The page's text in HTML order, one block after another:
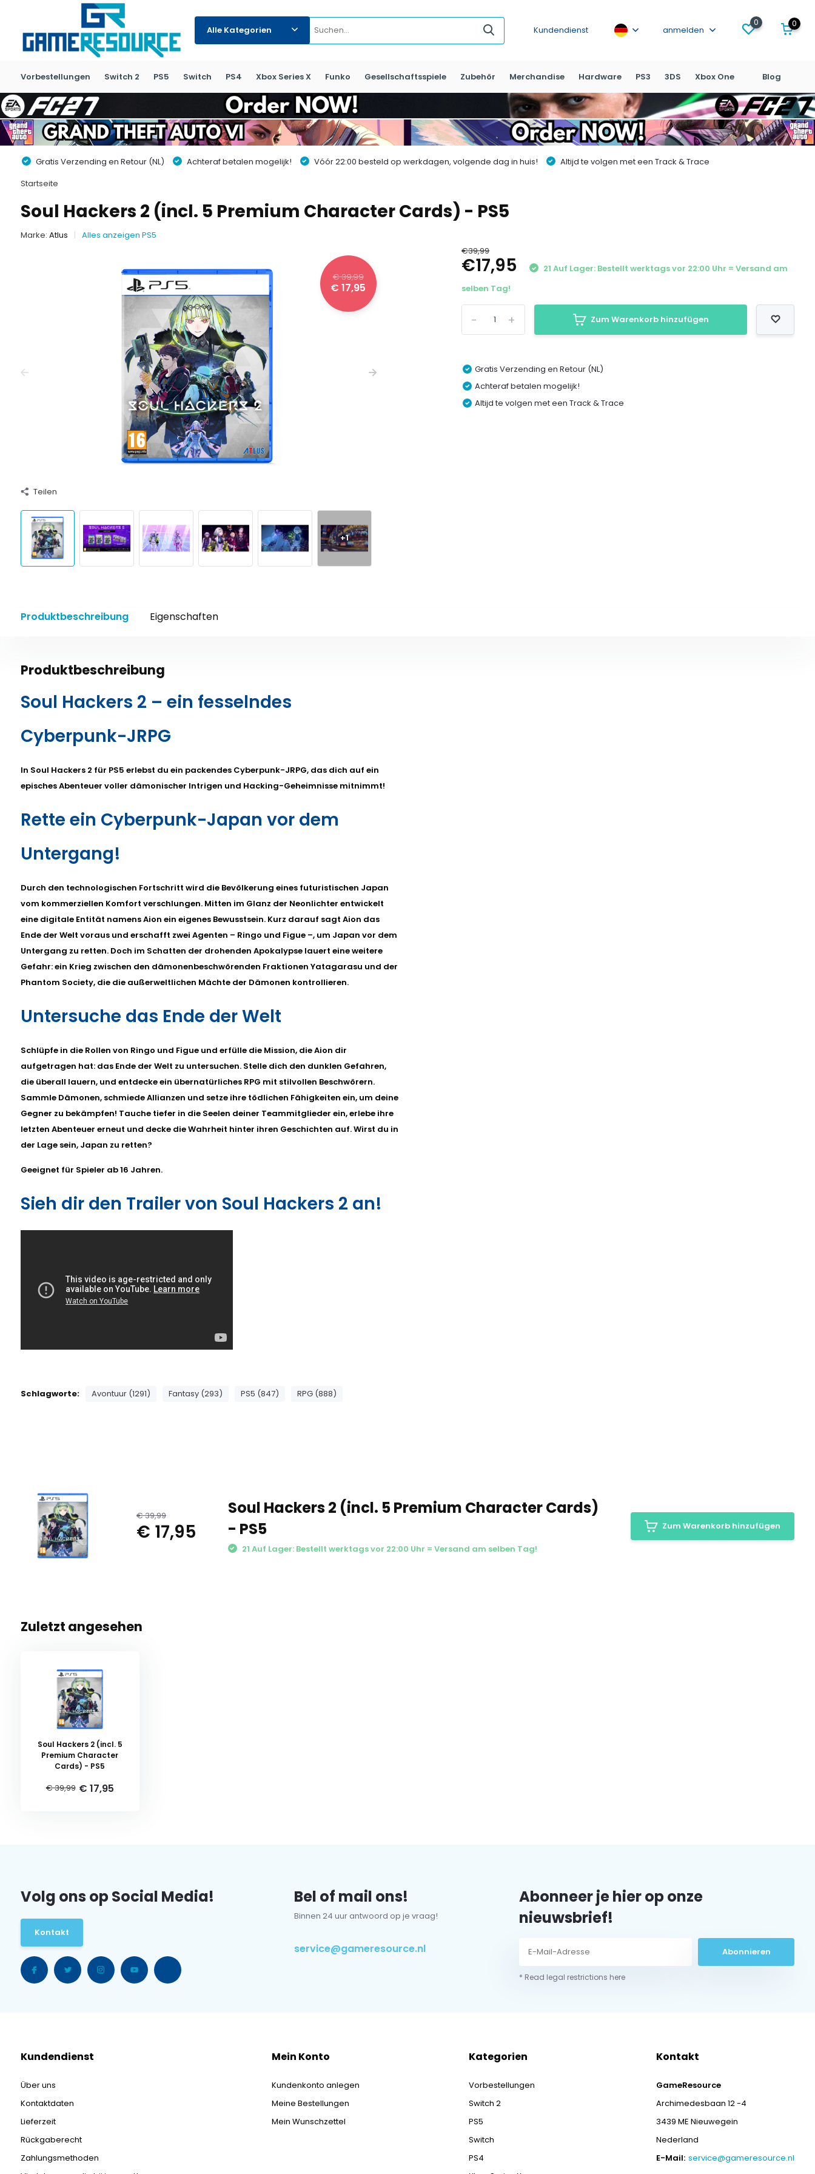
Alle Kategorien Kundendienst anmelden
0 0
Vorbestellungen Switch 2 PS5 Switch PS4 Xbox Series X Funko Gesellschaftsspiele Zubehör Merchandise Hardware PS3 3DS Xbox One Blog
Gratis Verzending en Retour (NL) Achteraf betalen mogelijk! Vóór 22:00 besteld op werkdagen, volgende dag in huis!
Altijd te volgen met een Track & Trace
Startseite
Soul Hackers 2 (incl. 5 Premium Character Cards) - PS5
Marke: Atlus Alles anzeigen PS5
€ 39,99
€ 17,95
Teilen
+1
€39,99
€17,95
21 Auf Lager: Bestellt werktags vor 22:00 Uhr = Versand am
selben Tag!
+
- Zum Warenkorb hinzufügen
Gratis Verzending en Retour (NL)
Achteraf betalen mogelijk!
Altijd te volgen met een Track & Trace
Produktbeschreibung Eigenschaften
Produktbeschreibung
Soul Hackers 2 – ein fesselndes
Cyberpunk-JRPG
In Soul Hackers 2 für PS5 erlebst du ein packendes Cyberpunk-JRPG, das dich auf ein
episches Abenteuer voller dämonischer Intrigen und Hacking-Geheimnisse mitnimmt!
Rette ein Cyberpunk-Japan vor dem
Untergang!
Durch den technologischen Fortschritt wird die Bevölkerung eines futuristischen Japan
vom kommerziellen Komfort verschlungen. Mitten im Glanz der Neonlichter entwickelt
eine digitale Entität namens Aion ein eigenes Bewusstsein. Kurz darauf sagt Aion das
Ende der Welt voraus und erschafft zwei Agenten – Ringo und Figue –, um Japan vor dem
Untergang zu retten. Doch im Schatten der drohenden Apokalypse lauert eine weitere
Gefahr: ein Krieg zwischen den dämonenbeschwörenden Fraktionen Yatagarasu und der
Phantom Society, die die außerweltlichen Mächte der Dämonen kontrollieren.
Untersuche das Ende der Welt
Schlüpfe in die Rollen von Ringo und Figue und erfülle die Mission, die Aion dir
aufgetragen hat: das Ende der Welt zu untersuchen. Stelle dich den dunklen Gefahren,
die überall lauern, und entdecke ein übernatürliches RPG mit stilvollen Beschwörern.
Sammle Dämonen, schmiede Allianzen und setze ihre tödlichen Fähigkeiten ein, um deine
Gegner zu bekämpfen! Tauche tiefer in die Seelen deiner Teammitglieder ein, erlebe ihre
letzten Abenteuer erneut und decke die Wahrheit hinter ihren Geschichten auf. Wirst du in
der Lage sein, Japan zu retten?
Geeignet für Spieler ab 16 Jahren.
Sieh dir den Trailer von Soul Hackers 2 an!
Schlagworte: Avontuur (1291) Fantasy (293) PS5 (847) RPG (888)
€ 39,99
€ 17,95
Soul Hackers 2 (incl. 5 Premium Character Cards)
- PS5
21 Auf Lager: Bestellt werktags vor 22:00 Uhr = Versand am selben Tag!
Zum Warenkorb hinzufügen
Zuletzt angesehen
Soul Hackers 2 (incl. 5
Premium Character
Cards) - PS5
€ 39,99 € 17,95
Volg ons op Social Media!
Kontakt
Bel of mail ons!
Binnen 24 uur antwoord op je vraag!
service@gameresource.nl
Abonneer je hier op onze
nieuwsbrief!
Abonnieren
* Read legal restrictions here
Kundendienst
Über uns
Kontaktdaten
Lieferzeit
Rückgaberecht
Zahlungsmethoden
Mein Konto
Kundenkonto anlegen
Meine Bestellungen
Mein Wunschzettel
Kategorien
Vorbestellungen
Switch 2
PS5
Switch
PS4
Kontakt
GameResource
Archimedesbaan 12 -4
3439 ME Nieuwegein
Nederland
E-Mail: service@gameresource.nl